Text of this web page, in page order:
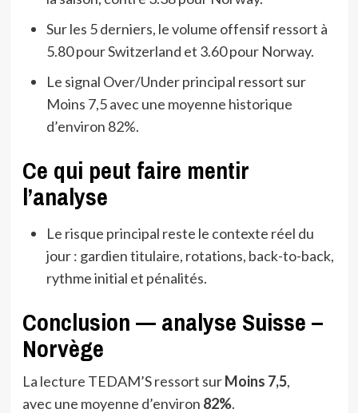
Sur les 5 derniers, le volume offensif ressort à
5.80 pour Switzerland et 3.60 pour Norway.
Le signal Over/Under principal ressort sur
Moins 7,5 avec une moyenne historique
d’environ 82%.
Ce qui peut faire mentir
l’analyse
Le risque principal reste le contexte réel du
jour : gardien titulaire, rotations, back-to-back,
rythme initial et pénalités.
Conclusion — analyse Suisse –
Norvège
La lecture TEDAM’S ressort surMoins 7,5,
avec une moyenne d’environ 82%.